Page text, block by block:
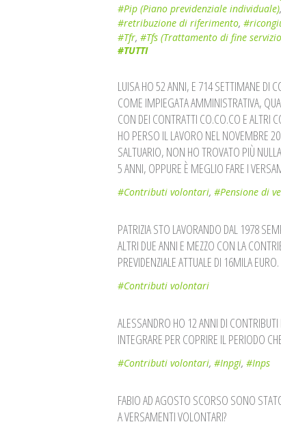
#Pip (Piano previdenziale individuale),
#retribuzione di riferimento,
#Tfr, #Tfs (Trattamento di fine
#TUTTI
LUISA HO 52 ANNI, E 714 SETTIMANE DI
COME IMPIEGATA AMMINISTRATIVA,
CON DEI CONTRATTI CO.CO.CO E ALTRI
HO PERSO IL LAVORO NEL NOVEMBRE
SALTUARIO, NON HO TROVATO PIÙ
5 ANNI, OPPURE È MEGLIO FARE I
#Contributi volontari, #Pensione di
PATRIZIA STO LAVORANDO DAL 1978
ALTRI DUE ANNI E MEZZO CON LA
PREVIDENZIALE ATTUALE DI 16MILA
#Contributi volontari
ALESSANDRO HO 12 ANNI DI
INTEGRARE PER COPRIRE IL PERIODO
#Contributi volontari, #Inpgi, #Inps
FABIO AD AGOSTO SCORSO SONO
A VERSAMENTI VOLONTARI?